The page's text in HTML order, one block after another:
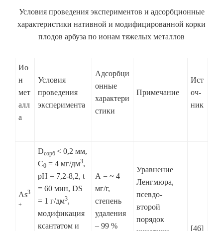
Условия проведения экспериментов и адсорбционные
характеристики нативной и модифицированной корки
плодов арбуза по ионам тяжелых металлов
Ио
н
мет
алл
а
Условия
проведения
эксперимента
Адсорбци
онные
характери
стики
Примечание
Ист
оч-
ник
As3
+
Dсорб < 0,2 мм,
С0 = 4 мг/дм3,
рН = 7,2-8,2, t
= 60 мин, DS
= 1 г/дм3,
модификация
ксантатом и
А = ~ 4
мг/г,
степень
удаления
– 99 %
Уравнение
Ленгмюра,
псевдо-
второй
порядок
[46]